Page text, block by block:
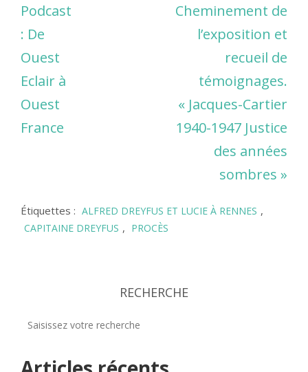
Podcast
: De
Ouest
Eclair à
Ouest
France
Cheminement de
l’exposition et
recueil de
témoignages.
« Jacques-Cartier
1940-1947 Justice
des années
sombres »
Étiquettes : ALFRED DREYFUS ET LUCIE À RENNES ,
CAPITAINE DREYFUS , PROCÈS
RECHERCHE